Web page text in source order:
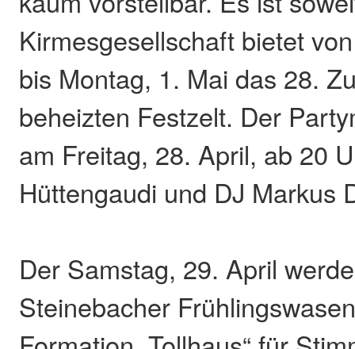
Kirmesgesellschaft bietet
bis Montag, 1. Mai das 28.
beheizten Festzelt. Der
am Freitag, 28. April, ab 20
Hüttengaudi und DJ Markus
Der Samstag, 29. April
Steinebacher